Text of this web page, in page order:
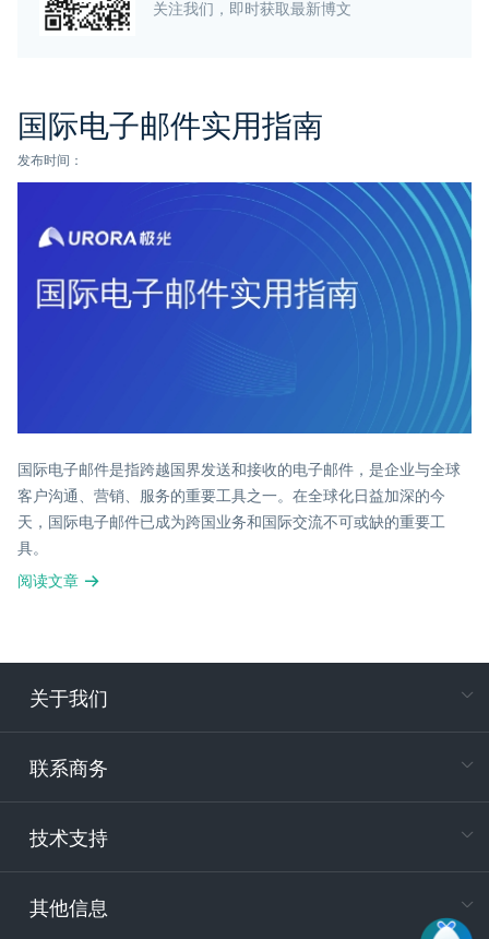
国际电子邮件实用指南
发布时间：
国际电子邮件是指跨越国界发送和接收的电子邮件，是企业与全球
客户沟通、营销、服务的重要工具之一。在全球化日益加深的今
天，国际电子邮件已成为跨国业务和国际交流不可或缺的重要工
具。
阅读文章
关注我们，即时获取最新博文
关于我们
联系商务
技术支持
其他信息
电
400-